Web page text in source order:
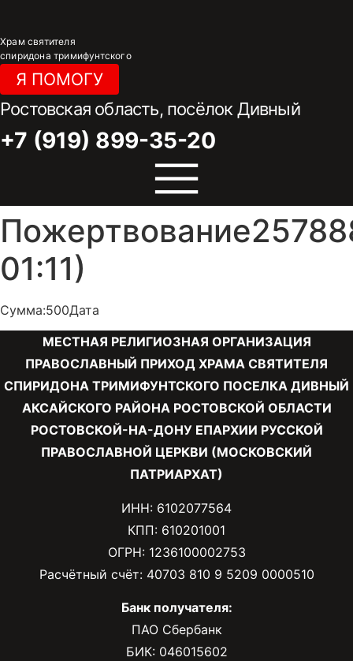
содержимому
Храм святителя
спиридона тримифунтского
Я ПОМОГУ
Ростовская область, посёлок Дивный
+7 (919) 899-35-20
01:11)
Сумма:500Дата
МЕСТНАЯ РЕЛИГИОЗНАЯ ОРГАНИЗАЦИЯ
ПРАВОСЛАВНЫЙ ПРИХОД ХРАМА СВЯТИТЕЛЯ
СПИРИДОНА ТРИМИФУНТСКОГО ПОСЕЛКА ДИВНЫЙ
АКСАЙСКОГО РАЙОНА РОСТОВСКОЙ ОБЛАСТИ
РОСТОВСКОЙ-НА-ДОНУ ЕПАРХИИ РУССКОЙ
ПРАВОСЛАВНОЙ ЦЕРКВИ (МОСКОВСКИЙ
ПАТРИАРХАТ)
ИНН: 6102077564
КПП: 610201001
ОГРН: 1236100002753
Расчётный счёт: 40703 810 9 5209 0000510
Банк получателя:
ПАО Сбербанк
БИК: 046015602